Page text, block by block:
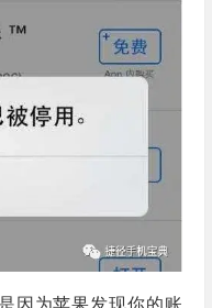
因为苹果发现你的账